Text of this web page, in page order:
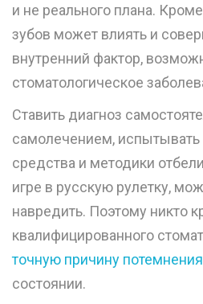
и не реального плана.
зубов может влиять и
внутренний фактор,
стоматологическое
Ставить диагноз
самолечением,
средства и методики
игре в русскую рулетку,
навредить. Поэтому никто
квалифицированного
точную причину
состоянии.